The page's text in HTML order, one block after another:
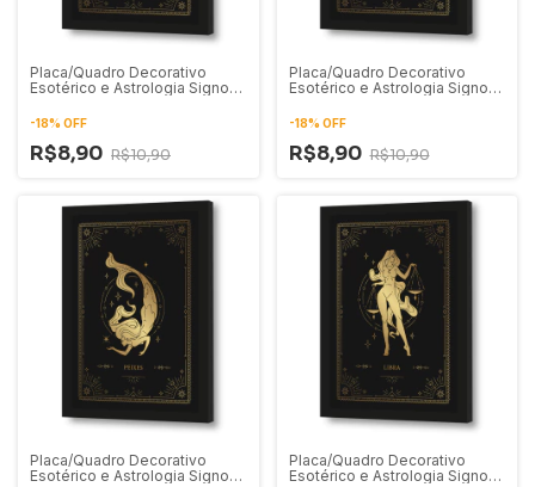
Placa/Quadro Decorativo
Esotérico e Astrologia Signo
-18% OFF
R$8,90 R$10,90
Placa/Quadro Decorativo
Esotérico e Astrologia Signo
-18% OFF
R$8,90 R$10,90
Placa/Quadro Decorativo
Esotérico e Astrologia Signo
Placa/Quadro Decorativo
Esotérico e Astrologia Signo